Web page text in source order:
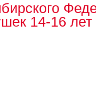
14-16 лет